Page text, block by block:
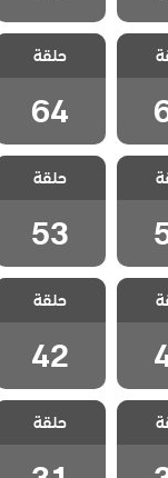
مسلسل الازقة
الخلفية مدبلج
الحلقة 64
حلقة
64
مسلسل الازقة
الخلفية مدبلج
الحلقة 53
حلقة
53
مسلسل الازقة
الخلفية مدبلج
الحلقة 42
حلقة
42
مسلسل الازقة
الخلفية مدبلج
الحلقة 31
حلقة